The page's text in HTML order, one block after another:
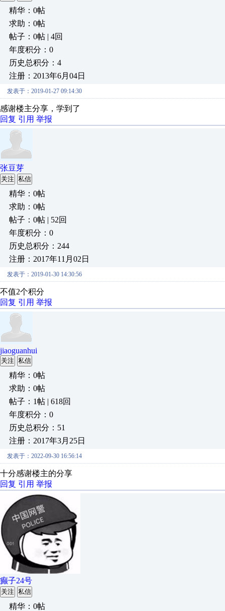
精华：0帖
求助：0帖
帖子：0帖 | 4回
年度积分：0
历史总积分：4
注册：2013年6月04日
发表于：2019-01-27 09:14:30
感谢楼主分享，学到了
回复 引用 举报
张豆芽
关注 私信
精华：0帖
求助：0帖
帖子：0帖 | 52回
年度积分：0
历史总积分：244
注册：2017年11月02日
发表于：2019-01-30 14:30:56
不值2个积分
回复 引用 举报
jiaoguanhui
关注 私信
精华：0帖
求助：0帖
帖子：1帖 | 618回
年度积分：0
历史总积分：51
注册：2017年3月25日
发表于：2022-09-30 16:56:14
十分感谢楼主的分享
回复 引用 举报
癫子24号
关注 私信
精华：0帖